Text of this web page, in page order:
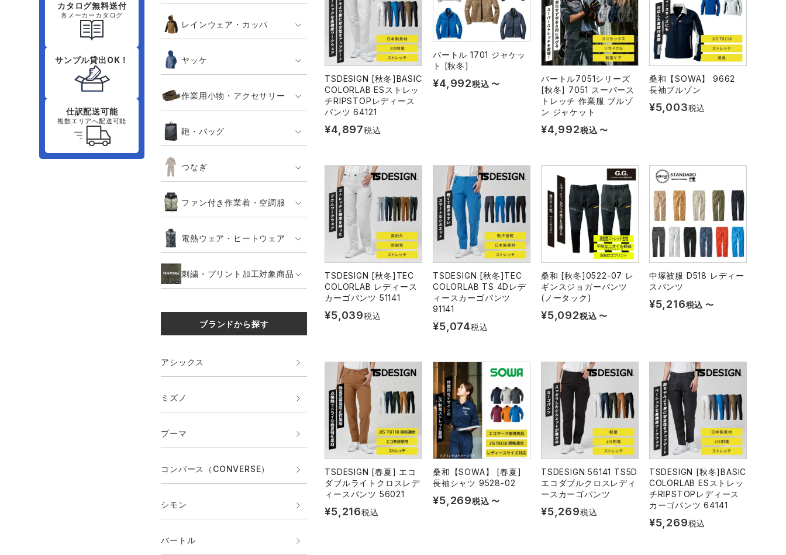
カタログ無料送付
各メーカーカタログ
サンプル貸出OK！
仕訳配送可能
複数エリアへ配送可能
レインウェア・カッパ
ヤッケ
作業用小物・アクセサリー
鞄・バッグ
つなぎ
ファン付き作業着・空調服
電熱ウェア・ヒートウェア
刺繍・プリント加工対象商品
ブランドから探す
アシックス
ミズノ
プーマ
コンバース（CONVERSE）
シモン
バートル
TSDESIGN [秋冬]BASIC
COLORLAB ESストレッ
チRIPSTOPレディース
パンツ 64121
¥4,897税込
バートル 1701 ジャケッ
ト [秋冬]
¥4,992税込 〜
バートル7051シリーズ
[秋冬] 7051 スーパース
トレッチ 作業服 ブルゾ
ン ジャケット
¥4,992税込 〜
桑和【SOWA】 9662
長袖ブルゾン
¥5,003税込
TSDESIGN [秋冬]TEC
COLORLAB レディース
カーゴパンツ 51141
¥5,039税込
TSDESIGN [秋冬]TEC
COLORLAB TS 4Dレデ
ィースカーゴパンツ
91141
¥5,074税込
桑和 [秋冬]0522-07 レ
ギンスジョガーパンツ
(ノータック)
¥5,092税込 〜
中塚被服 D518 レディー
スパンツ
¥5,216税込 〜
TSDESIGN [春夏] エコ
ダブルライトクロスレデ
ィースパンツ 56021
¥5,216税込
桑和【SOWA】 [春夏]
長袖シャツ 9528-02
¥5,269税込 〜
TSDESIGN 56141 TS5D
エコダブルクロスレディ
ースカーゴパンツ
¥5,269税込
TSDESIGN [秋冬]BASIC
COLORLAB ESストレッ
チRIPSTOPレディース
カーゴパンツ 64141
¥5,269税込